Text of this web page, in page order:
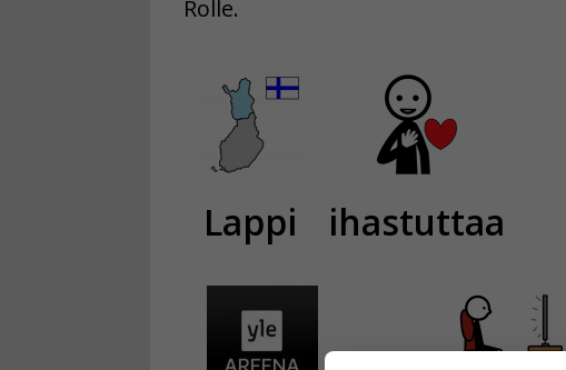
Lappi ihastuttaa
Rolle.